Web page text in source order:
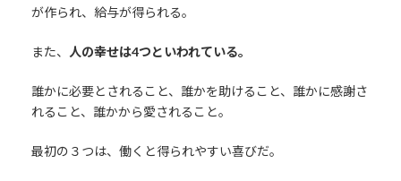
が作られ、給与が得られる。
また、 人の幸せは4つといわれている。
誰かに必要とされること、誰かを助けること、誰かに感謝さ
れること、誰かから愛されること。
最初の３つは、働くと得られやすい喜びだ。